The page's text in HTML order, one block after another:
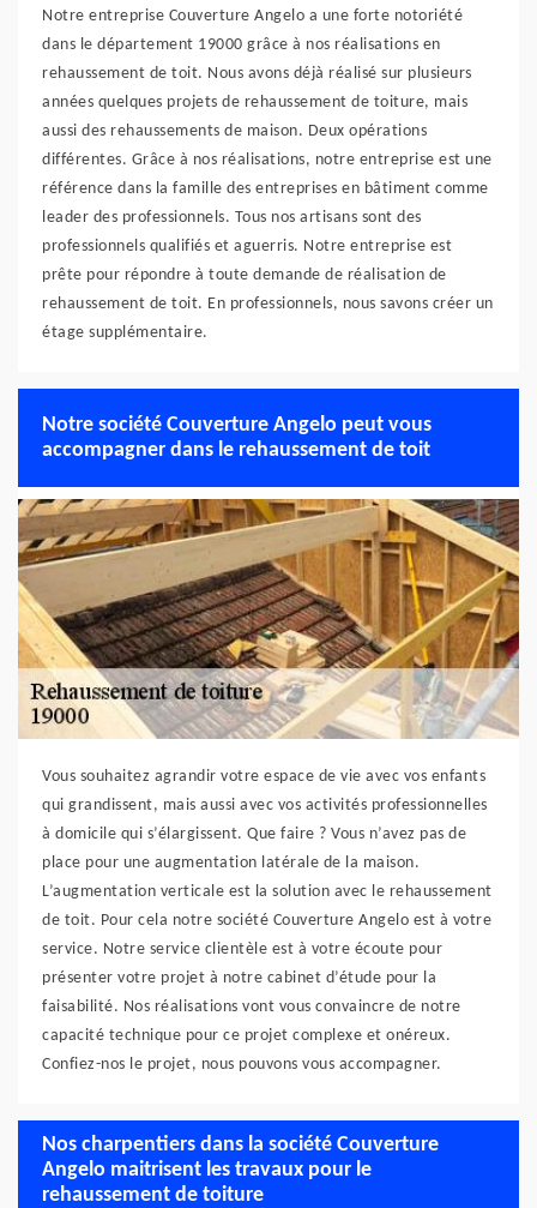
Notre entreprise Couverture Angelo a une forte notoriété
dans le département 19000 grâce à nos réalisations en
rehaussement de toit. Nous avons déjà réalisé sur plusieurs
années quelques projets de rehaussement de toiture, mais
aussi des rehaussements de maison. Deux opérations
différentes. Grâce à nos réalisations, notre entreprise est une
référence dans la famille des entreprises en bâtiment comme
leader des professionnels. Tous nos artisans sont des
professionnels qualifiés et aguerris. Notre entreprise est
prête pour répondre à toute demande de réalisation de
rehaussement de toit. En professionnels, nous savons créer un
étage supplémentaire.
Notre société Couverture Angelo peut vous
accompagner dans le rehaussement de toit
Vous souhaitez agrandir votre espace de vie avec vos enfants
qui grandissent, mais aussi avec vos activités professionnelles
à domicile qui s’élargissent. Que faire ? Vous n’avez pas de
place pour une augmentation latérale de la maison.
L’augmentation verticale est la solution avec le rehaussement
de toit. Pour cela notre société Couverture Angelo est à votre
service. Notre service clientèle est à votre écoute pour
présenter votre projet à notre cabinet d’étude pour la
faisabilité. Nos réalisations vont vous convaincre de notre
capacité technique pour ce projet complexe et onéreux.
Confiez-nos le projet, nous pouvons vous accompagner.
Nos charpentiers dans la société Couverture
Angelo maitrisent les travaux pour le
rehaussement de toiture